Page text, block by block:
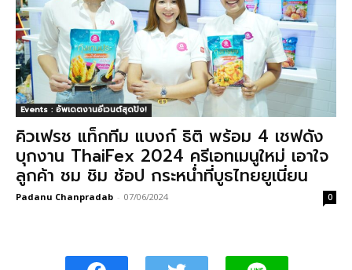
Events : อัพเดตงานอีเวนต์สุดปัง!
คิวเฟรช แท็กทีม แบงก์ ธิติ พร้อม 4 เชฟดัง
บุกงาน ThaiFex 2024 ครีเอทเมนูใหม่ เอาใจ
ลูกค้า ชม ชิม ช้อป กระหน่ำที่บูธไทยยูเนี่ยน
Padanu Chanpradab - 07/06/2024 0